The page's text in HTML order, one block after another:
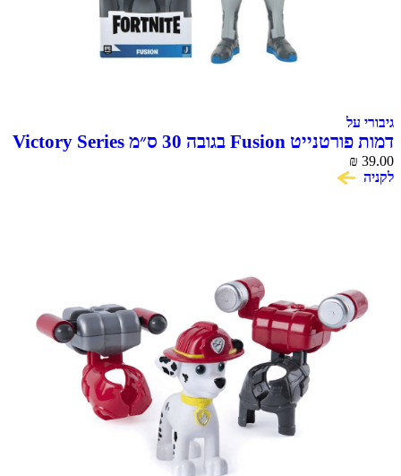
גיבורי על
דמות פורטנייט Fusion בגובה 30 ס״מ Victory Series
₪ 39.00
לקניה